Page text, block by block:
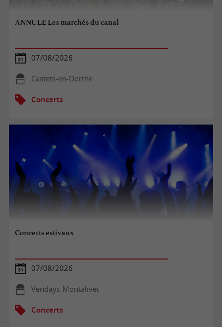
ANNULE Les marchés du canal
07/08/2026
Castets-en-Dorthe
Concerts
Concerts estivaux
07/08/2026
Vendays-Montalivet
Concerts